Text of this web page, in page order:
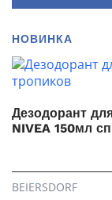
НОВИНКА
Дезодорант
NIVEA 150мл
BEIERSDORF